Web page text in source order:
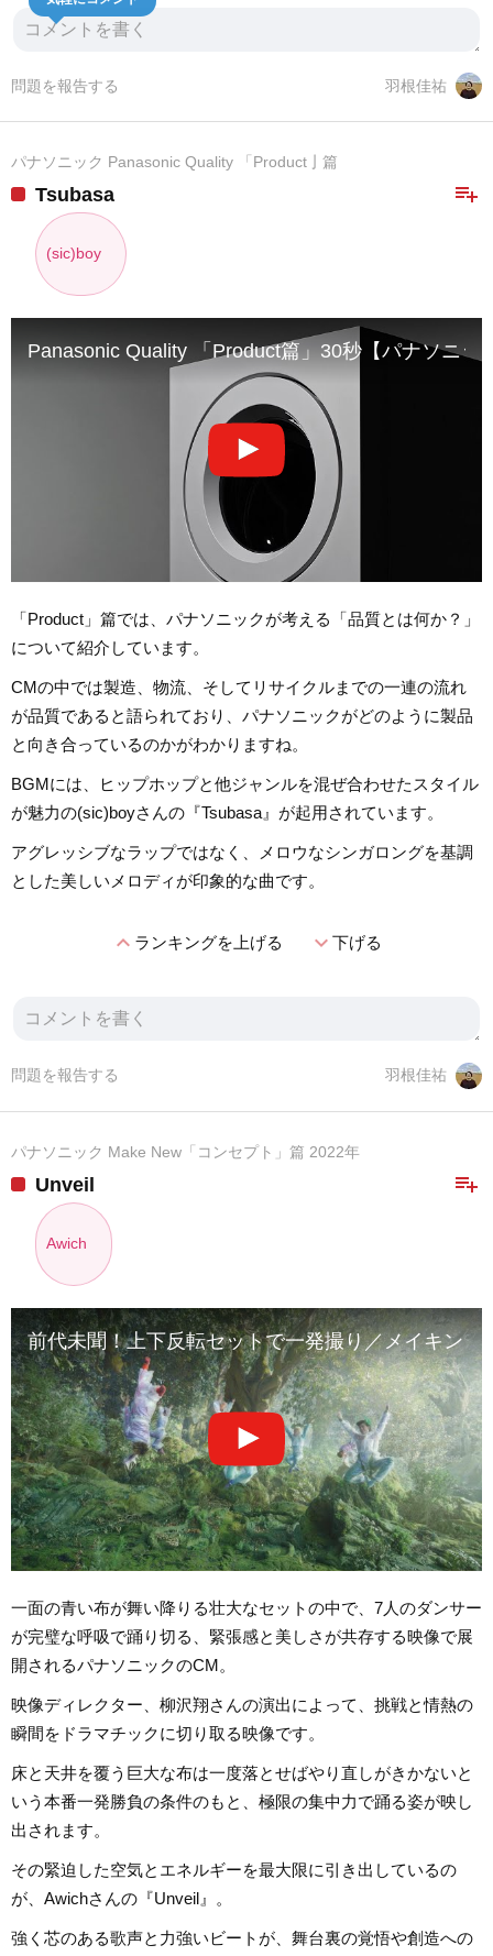
羽根佳祐
問題を報告する
パナソニック Panasonic Quality 「Product亅篇
playlist_add
Tsubasa
(sic)boy
Panasonic Quality 「Product篇」30秒【パナソニッ
「Product」篇では、パナソニックが考える「品質とは何か？」
について紹介しています。
CMの中では製造、物流、そしてリサイクルまでの一連の流れ
が品質であると語られており、パナソニックがどのように製品
と向き合っているのかがわかりますね。
BGMには、ヒップホップと他ジャンルを混ぜ合わせたスタイル
が魅力の(sic)boyさんの『Tsubasa』が起用されています。
アグレッシブなラップではなく、メロウなシンガロングを基調
とした美しいメロディが印象的な曲です。
expand_lessランキングを上げる expand_more下げる
羽根佳祐
問題を報告する
パナソニック Make New「コンセプト」篇 2022年
playlist_add
Unveil
Awich
前代未聞！上下反転セットで一発撮り／メイキン
一面の青い布が舞い降りる壮大なセットの中で、7人のダンサー
が完璧な呼吸で踊り切る、緊張感と美しさが共存する映像で展
開されるパナソニックのCM。
映像ディレクター、柳沢翔さんの演出によって、挑戦と情熱の
瞬間をドラマチックに切り取る映像です。
床と天井を覆う巨大な布は一度落とせばやり直しがきかないと
いう本番一発勝負の条件のもと、極限の集中力で踊る姿が映し
出されます。
その緊迫した空気とエネルギーを最大限に引き出しているの
が、Awichさんの『Unveil』。
強く芯のある歌声と力強いビートが、舞台裏の覚悟や創造への